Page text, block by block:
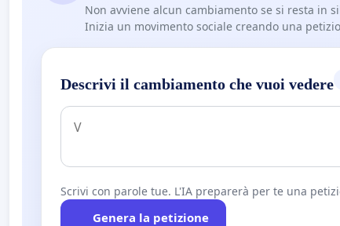
Non avviene alcun cambiamento se si resta in
Inizia un movimento sociale creando una
Descrivi il cambiamento che vuoi vedere
Scrivi con parole tue. L'IA preparerà per te una
Genera la petizione